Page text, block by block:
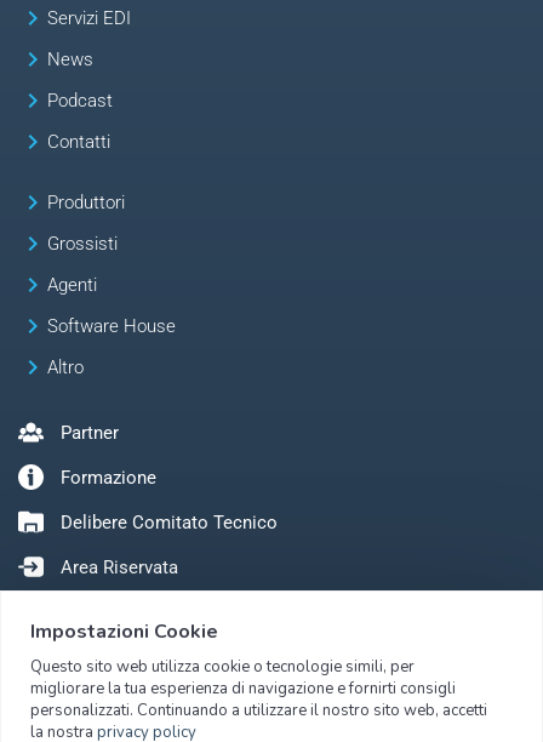
keyboard_arrow_right Servizi EDI
keyboard_arrow_right News
keyboard_arrow_right Podcast
keyboard_arrow_right Contatti
keyboard_arrow_right Produttori
keyboard_arrow_right Grossisti
keyboard_arrow_right Agenti
keyboard_arrow_right Software House
keyboard_arrow_right Altro
Partner
Formazione
Delibere Comitato Tecnico
Area Riservata
Impostazioni Cookie
Questo sito web utilizza cookie o tecnologie simili, per
migliorare la tua esperienza di navigazione e fornirti consigli
personalizzati. Continuando a utilizzare il nostro sito web, accetti
la nostra privacy policy